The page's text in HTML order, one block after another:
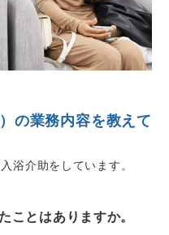
の業務内容を教えて
浴介助をしています。
ことはありますか。